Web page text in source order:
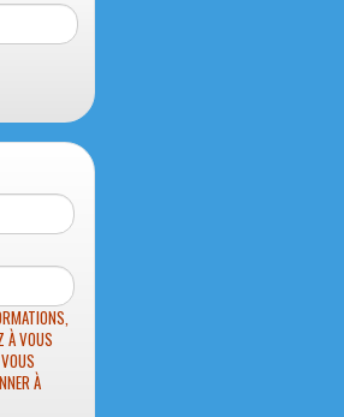
À VOUS
À